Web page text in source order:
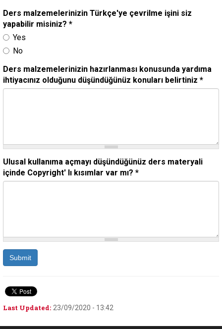
Ders malzemelerinizin Türkçe'ye çevrilme işini siz
yapabilir misiniz? *
Yes
No
Ders malzemelerinizin hazırlanması konusunda yardıma
ihtiyacınız olduğunu düşündüğünüz konuları belirtiniz *
Ulusal kullanıma açmayı düşündüğünüz ders materyali
içinde Copyright' lı kısımlar var mı? *
Submit
Last Updated: 23/09/2020 - 13:42